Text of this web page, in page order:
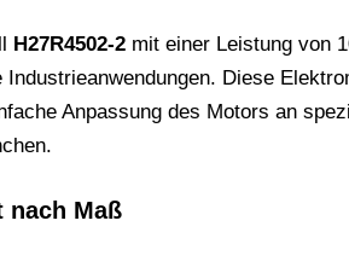
H27R4502-2 mit einer Leistung von
Diese
Anpassung des Motors an
nach Maß